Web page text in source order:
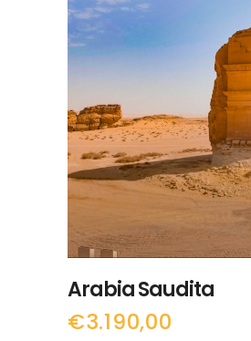
LEGGI TUTTO
Arabia Saudita
€3.190,00